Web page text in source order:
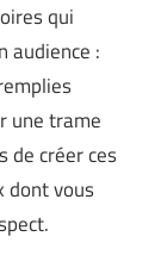
qui
audience :
une trame
de créer ces
dont vous